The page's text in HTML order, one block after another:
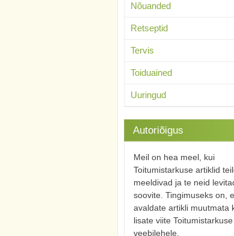
Nõuanded
Retseptid
Tervis
Toiduained
Uuringud
Autoriõigus
Meil on hea meel, kui
Toitumistarkuse artiklid
meeldivad ja te neid
soovite. Tingimuseks on,
avaldate artikli muutmata
lisate viite Toitumistarkuse
veebilehele.